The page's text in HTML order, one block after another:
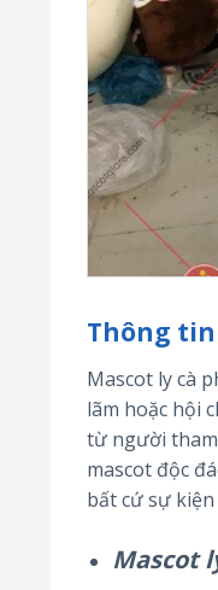
Thông
Mascot ly cà
lãm hoặc hội
từ người
mascot độc
bất cứ sự
Mascot